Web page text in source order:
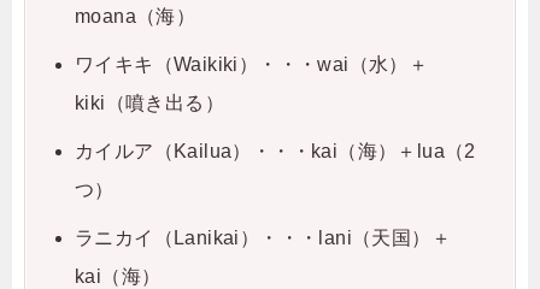
moana（海）
ワイキキ（Waikiki）・・・wai（水）＋
kiki（噴き出る）
カイルア（Kailua）・・・kai（海）＋lua（2
つ）
ラニカイ（Lanikai）・・・lani（天国）＋
kai（海）